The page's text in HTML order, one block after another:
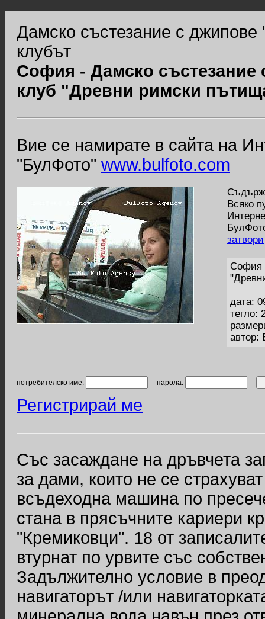
Дамско състезание с
клубът
София - Дамско
клуб "Древни римски
Вие се намирате в сайта на
"БулФото" www.bulfoto.com
Всяко
затвори
София
дата:
тегло:
автор:
потребителско име: парола:
Регистрирай ме
Със засаждане на дръвчета
за дами, които не се
всъдеходна машина по
стана в прясъчните кариери
"Кремиковци". 18 от
втурнат по урвите със
Задължително условие в
навигаторът /или